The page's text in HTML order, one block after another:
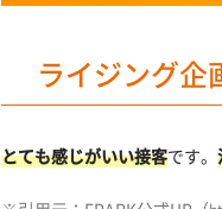
ライジング企
とても感じがいい接客です。